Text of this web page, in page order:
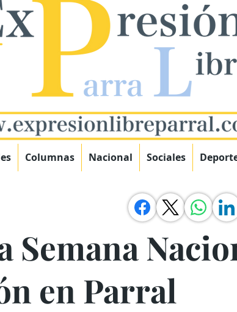
Columnas Nacional Sociales
Semana
en Parral